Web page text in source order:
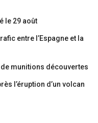
le 29 août
entre l’Espagne et la
munitions découvertes
l’éruption d’un volcan